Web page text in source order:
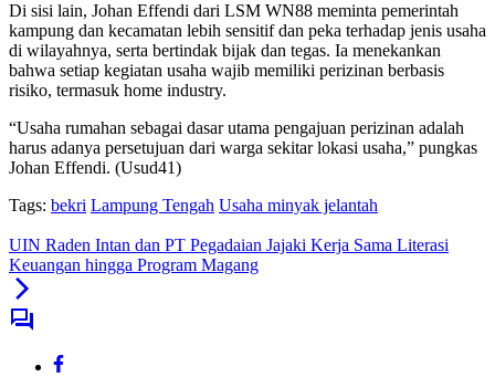
Di sisi lain, Johan Effendi dari LSM WN88 meminta pemerintah
kampung dan kecamatan lebih sensitif dan peka terhadap jenis usaha
di wilayahnya, serta bertindak bijak dan tegas. Ia menekankan
bahwa setiap kegiatan usaha wajib memiliki perizinan berbasis
risiko, termasuk home industry.
“Usaha rumahan sebagai dasar utama pengajuan perizinan adalah
harus adanya persetujuan dari warga sekitar lokasi usaha,” pungkas
Johan Effendi. (Usud41)
Tags: bekri Lampung Tengah Usaha minyak jelantah
UIN Raden Intan dan PT Pegadaian Jajaki Kerja Sama Literasi
Keuangan hingga Program Magang